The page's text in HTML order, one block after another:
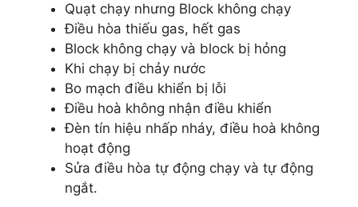
Quạt chạy nhưng Block không chạy
Điều hòa thiếu gas, hết gas
Block không chạy và block bị hỏng
Khi chạy bị chảy nước
Bo mạch điều khiển bị lỗi
Điều hoà không nhận điều khiển
Đèn tín hiệu nhấp nháy, điều hoà không
hoạt động
Sửa điều hòa tự động chạy và tự động
ngắt.